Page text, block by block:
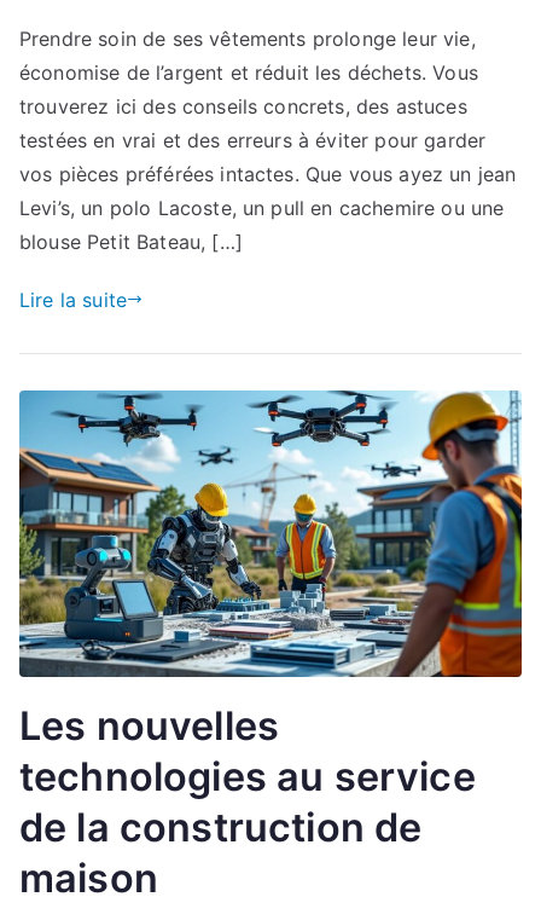
Prendre soin de ses vêtements prolonge leur vie,
économise de l’argent et réduit les déchets. Vous
trouverez ici des conseils concrets, des astuces
testées en vrai et des erreurs à éviter pour garder
vos pièces préférées intactes. Que vous ayez un jean
Levi’s, un polo Lacoste, un pull en cachemire ou une
blouse Petit Bateau, […]
Lire la suite
Les nouvelles
technologies au service
de la construction de
maison